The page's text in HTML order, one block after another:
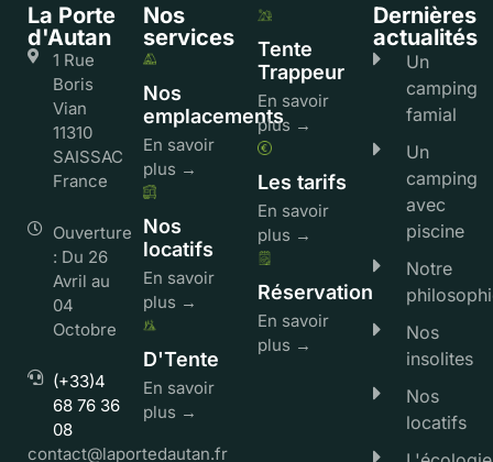
La Porte
d'Autan
1 Rue
Boris
Vian
11310
SAISSAC
France
Ouverture
: Du 26
Avril au
04
Octobre
(+33)4
68 76 36
08
contact@laportedautan.fr
Nos
services
Nos
emplacements
En savoir
plus →
Nos
locatifs
En savoir
plus →
D'Tente
En savoir
plus →
Tente
Trappeur
En savoir
plus →
Les tarifs
En savoir
plus →
Réservation
En savoir
plus →
Dernières
actualités
Un
camping
famial
Un
camping
avec
piscine
Notre
Nos
insolites
Nos
locatifs